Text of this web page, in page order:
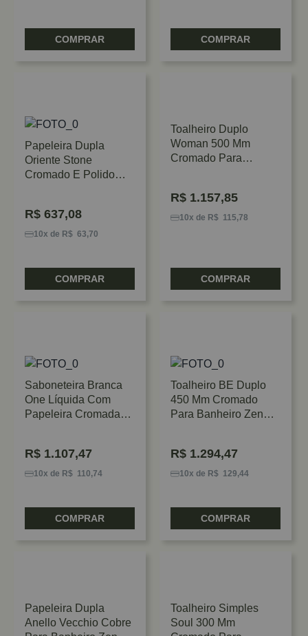
COMPRAR COMPRAR
Papeleira Dupla
Oriente Stone
Cromado E Polido
R$ 637,08
10x de R$ 63,70
COMPRAR
Toalheiro Duplo
Woman 500 Mm
Cromado Para
R$ 1.157,85
10x de R$ 115,78
COMPRAR
Saboneteira Branca
One Líquida Com
Papeleira Cromada
R$ 1.107,47
10x de R$ 110,74
COMPRAR
Toalheiro BE Duplo
450 Mm Cromado
Para Banheiro Zen
R$ 1.294,47
10x de R$ 129,44
COMPRAR
Papeleira Dupla
Anello Vecchio Cobre
Toalheiro Simples
Soul 300 Mm